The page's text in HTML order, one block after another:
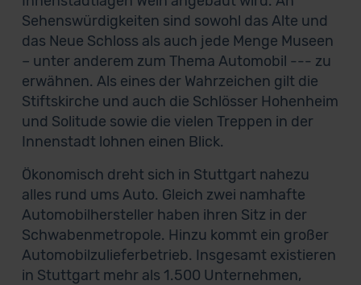
Sehenswürdigkeiten sind sowohl das Alte und
das Neue Schloss als auch jede Menge Museen
– unter anderem zum Thema Automobil --- zu
erwähnen. Als eines der Wahrzeichen gilt die
Stiftskirche und auch die Schlösser Hohenheim
und Solitude sowie die vielen Treppen in der
Innenstadt lohnen einen Blick.
Ökonomisch dreht sich in Stuttgart nahezu
alles rund ums Auto. Gleich zwei namhafte
Automobilhersteller haben ihren Sitz in der
Schwabenmetropole. Hinzu kommt ein großer
Automobilzulieferbetrieb. Insgesamt existieren
in Stuttgart mehr als 1.500 Unternehmen,